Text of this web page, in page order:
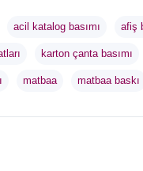
acil katalog basımı afiş
karton çanta basımı
matbaa matbaa baskı